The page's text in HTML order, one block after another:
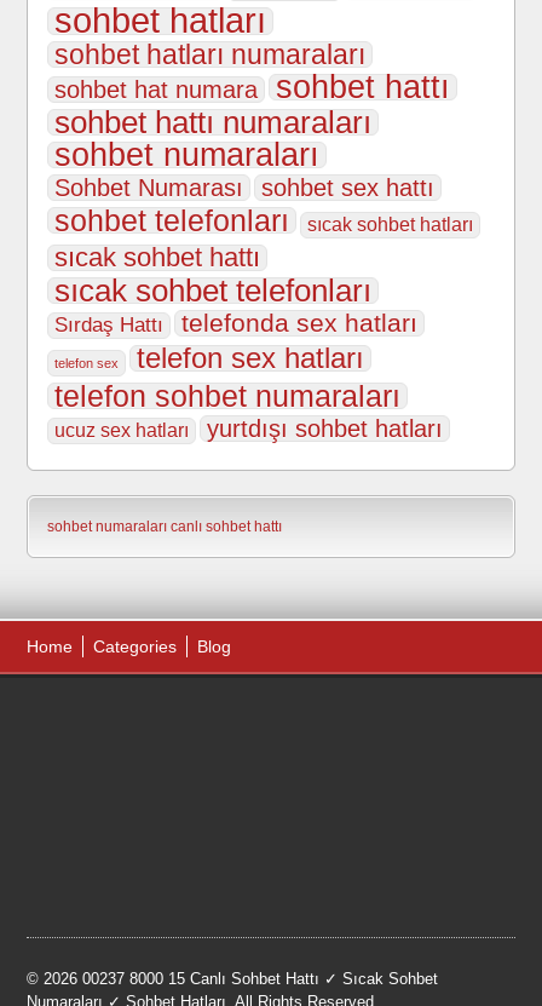
sohbet hatları
sohbet hatları numaraları
sohbet hat numara sohbet hattı
sohbet hattı numaraları
sohbet numaraları
Sohbet Numarası sohbet sex hattı
sohbet telefonları sıcak sohbet hatları
sıcak sohbet hattı
sıcak sohbet telefonları
Sırdaş Hattı telefonda sex hatları
telefon sex telefon sex hatları
telefon sohbet numaraları
ucuz sex hatları yurtdışı sohbet hatları
sohbet numaraları canlı sohbet hattı
Home Categories Blog
© 2026 00237 8000 15 Canlı Sohbet Hattı ✓ Sıcak Sohbet
Numaraları ✓ Sohbet Hatları. All Rights Reserved.